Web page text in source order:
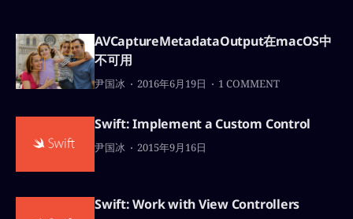
AVCaptureMetadataOutput在macOS中
不可用
尹国冰 2016年6月19日 1 COMMENT
Swift: Implement a Custom Control
尹国冰 2015年9月16日
Swift: Work with View Controllers